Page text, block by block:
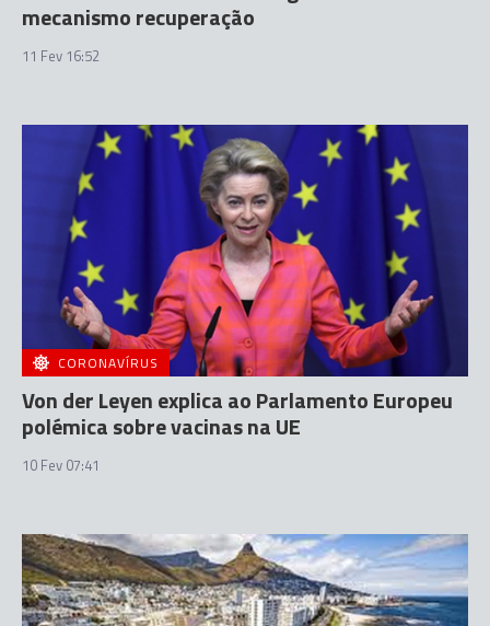
mecanismo recuperação
11 Fev 16:52
CORONAVÍRUS
Von der Leyen explica ao Parlamento Europeu
polémica sobre vacinas na UE
10 Fev 07:41